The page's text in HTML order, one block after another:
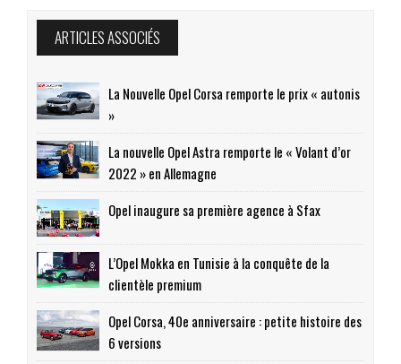
ARTICLES ASSOCIÉS
La Nouvelle Opel Corsa remporte le prix « autonis
»
La nouvelle Opel Astra remporte le « Volant d’or
2022 » en Allemagne
Opel inaugure sa première agence à Sfax
L’Opel Mokka en Tunisie à la conquête de la
clientèle premium
Opel Corsa, 40e anniversaire : petite histoire des
6 versions